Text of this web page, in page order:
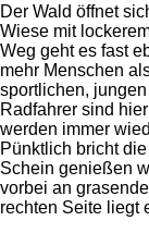
Der Wald öffnet
Wiese mit
Weg geht es fast
mehr Menschen
sportlichen,
Radfahrer sind
werden immer
Pünktlich bricht
Schein genießen
vorbei an
rechten Seite liegt